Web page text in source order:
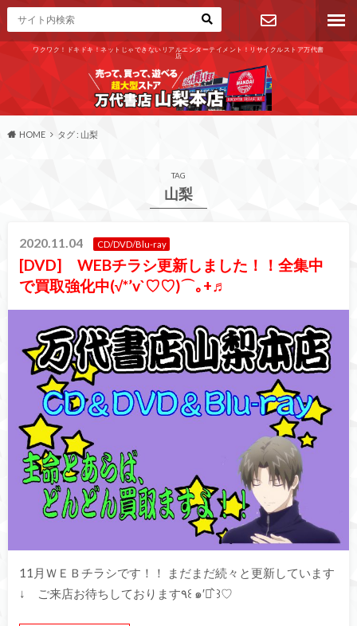
ワクワク！ドキドキ！ネットじゃできないリアルエンターテイメント！リサイクルストア万代書
店
お問い合わ
せ
HOME タグ : 山梨
TAG
山梨
2020.11.04 CD/DVD/Blu-ray
[DVD] WEBチラシ更新しました！！全集中
で買取強化中(√*’v`♡♡)⌒｡+♬
11月ＷＥＢチラシです！！ まだまだ続々と更新しています
↓ ご来店お待ちしております٩꒰ ๑′◡͐`꒱♡